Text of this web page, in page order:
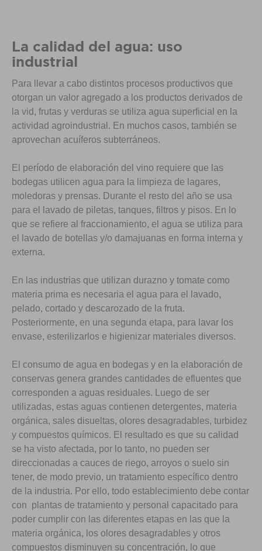
La calidad del agua: uso
industrial
Para llevar a cabo distintos procesos productivos que
otorgan un valor agregado a los productos derivados de
la vid, frutas y verduras se utiliza agua superficial en la
actividad agroindustrial. En muchos casos, también se
aprovechan acuíferos subterráneos.
El período de elaboración del vino requiere que las
bodegas utilicen agua para la limpieza de lagares,
moledoras y prensas. Durante el resto del año se usa
para el lavado de piletas, tanques, filtros y pisos. En lo
que se refiere al fraccionamiento, el agua se utiliza para
el lavado de botellas y/o damajuanas en forma interna y
externa.
En las industrias que utilizan durazno y tomate como
materia prima es necesaria el agua para el lavado,
pelado, cortado y descarozado de la fruta.
Posteriormente, en una segunda etapa, para lavar los
envase, esterilizarlos e higienizar materiales diversos.
El consumo de agua en bodegas y en la elaboración de
conservas genera grandes cantidades de efluentes que
corresponden a aguas residuales. Luego de ser
utilizadas, estas aguas contienen detergentes, materia
orgánica, sales disueltas, olores desagradables, turbidez
y compuestos químicos. El resultado es que su calidad
se ha visto afectada, por lo tanto, no pueden ser
direccionadas a cauces de riego, arroyos o suelo sin
tener, de modo previo, un tratamiento específico dentro
de la industria. Por ello, todo establecimiento debe contar
con plantas de tratamiento y personal capacitado para
poder cumplir con las diferentes etapas en las que la
materia orgánica, los olores desagradables y otros
compuestos disminuyen su concentración, lo que